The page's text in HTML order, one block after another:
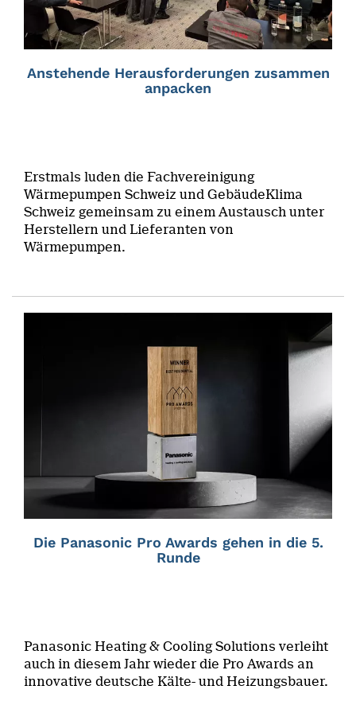
Anstehende Herausforderungen zusammen
anpacken
Erstmals luden die Fachvereinigung
Wärmepumpen Schweiz und GebäudeKlima
Schweiz gemeinsam zu einem Austausch unter
Herstellern und Lieferanten von
Wärmepumpen.
Die Panasonic Pro Awards gehen in die 5.
Runde
Panasonic Heating & Cooling Solutions verleiht
auch in diesem Jahr wieder die Pro Awards an
innovative deutsche Kälte- und Heizungsbauer.